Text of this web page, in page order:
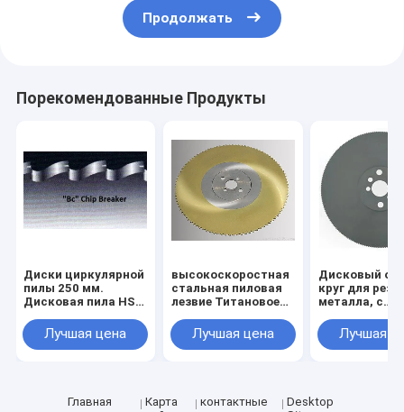
Продолжать
Порекомендованные Продукты
Диски циркулярной
пилы 250 мм.
Дисковая пила HSS
диаметром от 175
мм до 550 мм
Лучшая цена
высокоскоростная
стальная пиловая
лезвие Титановое
нитридное
покрытие HSS
Лучшая цена
Дисковый
круг для
металла, с
олова,
труб и
Лучшая
Главная
Карта
контактные
Desktop